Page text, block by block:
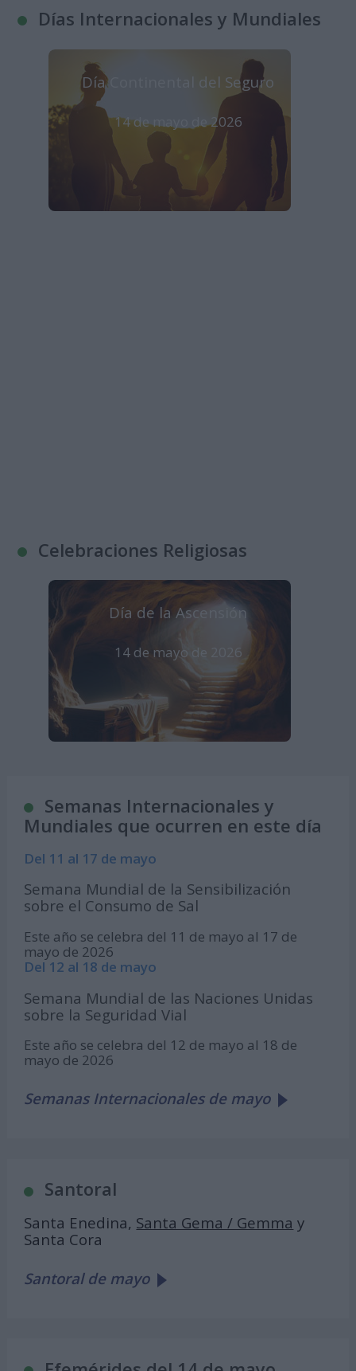
Días Internacionales y Mundiales
Día Continental del Seguro
14 de mayo de 2026
Celebraciones Religiosas
Día de la Ascensión
14 de mayo de 2026
Semanas Internacionales y
Mundiales que ocurren en este día
Del 11 al 17 de mayo
Semana Mundial de la Sensibilización
sobre el Consumo de Sal
Este año se celebra del 11 de mayo al 17 de
mayo de 2026
Del 12 al 18 de mayo
Semana Mundial de las Naciones Unidas
sobre la Seguridad Vial
Este año se celebra del 12 de mayo al 18 de
mayo de 2026
Semanas Internacionales de mayo
Santoral
Santa Enedina, Santa Gema / Gemma y
Santa Cora
Santoral de mayo